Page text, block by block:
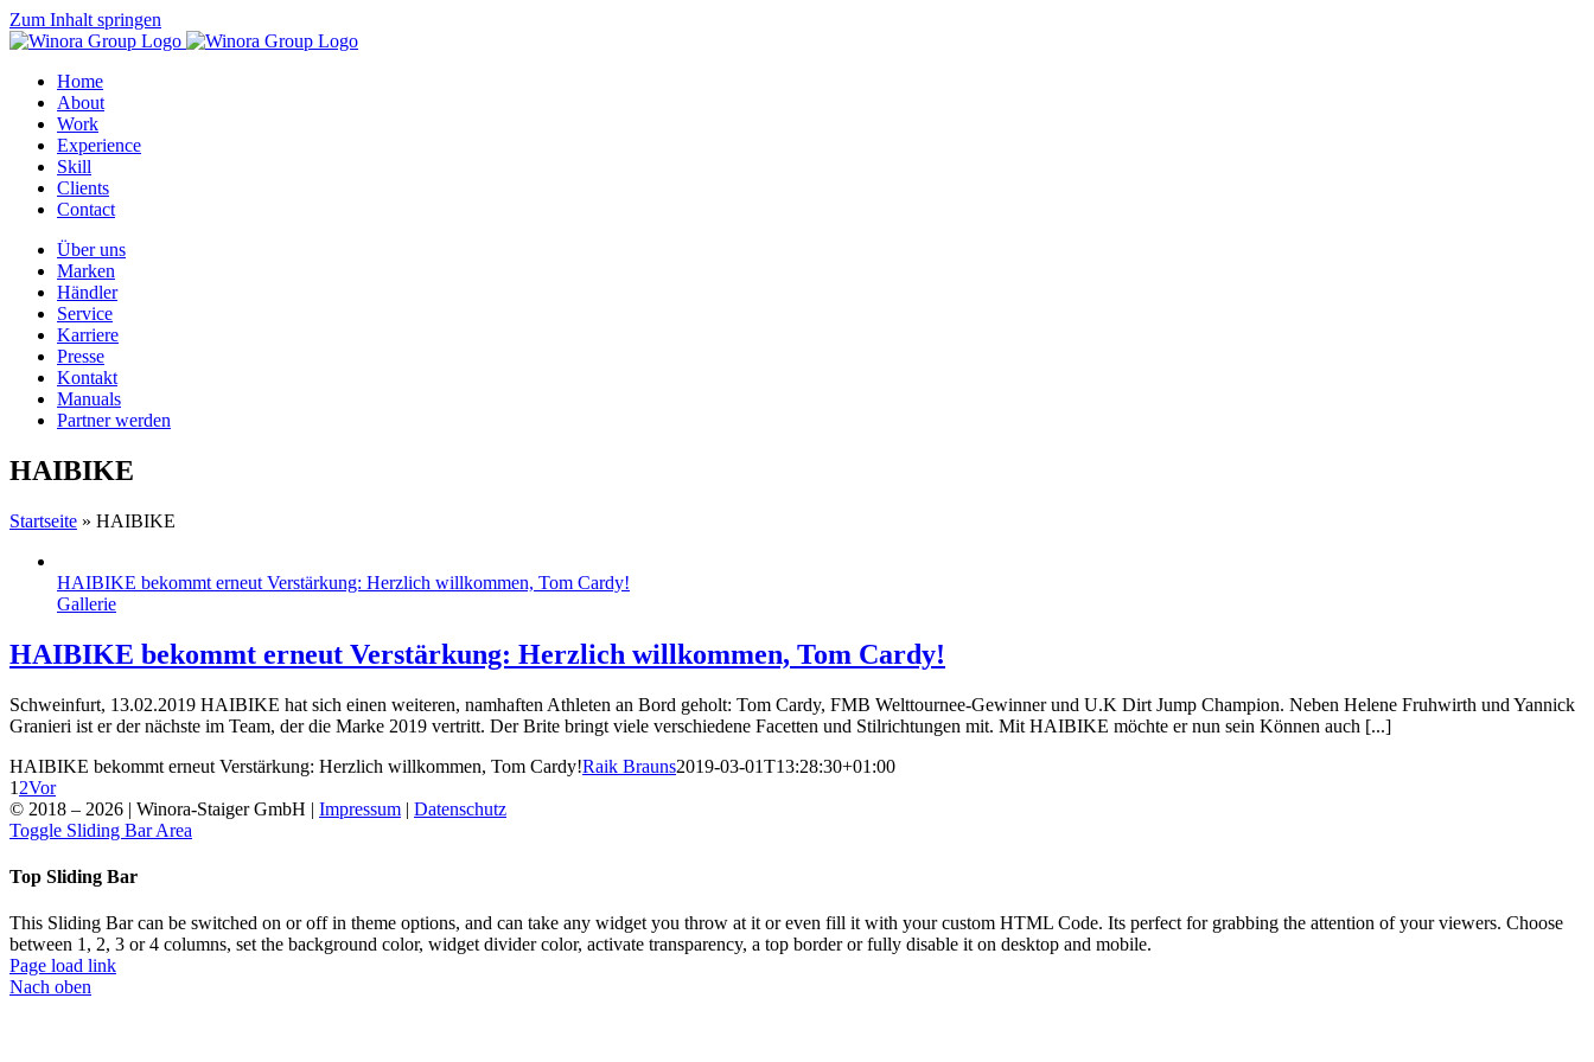
Zum Inhalt springen
Home
About
Work
Experience
Skill
Clients
Contact
Über uns
Marken
Händler
Service
Karriere
Presse
Kontakt
Manuals
Partner werden
HAIBIKE
Startseite » HAIBIKE
HAIBIKE bekommt erneut Verstärkung: Herzlich willkommen, Tom Cardy!
Gallerie
HAIBIKE bekommt erneut Verstärkung: Herzlich willkommen, Tom Cardy!
Schweinfurt, 13.02.2019 HAIBIKE hat sich einen weiteren, namhaften Athleten an Bord geholt: Tom Cardy, FMB Welttournee-Gewinner und U.K Dirt Jump Champion. Neben Helene Fruhwirth und Yannick
Granieri ist er der nächste im Team, der die Marke 2019 vertritt. Der Brite bringt viele verschiedene Facetten und Stilrichtungen mit. Mit HAIBIKE möchte er nun sein Können auch [...]
HAIBIKE bekommt erneut Verstärkung: Herzlich willkommen, Tom Cardy!Raik Brauns2019-03-01T13:28:30+01:00
1 2Vor
© 2018 – 2026 | Winora-Staiger GmbH | Impressum | Datenschutz
Toggle Sliding Bar Area
Top Sliding Bar
This Sliding Bar can be switched on or off in theme options, and can take any widget you throw at it or even fill it with your custom HTML Code. Its perfect for grabbing the attention of your viewers. Choose
between 1, 2, 3 or 4 columns, set the background color, widget divider color, activate transparency, a top border or fully disable it on desktop and mobile.
Page load link
Nach oben